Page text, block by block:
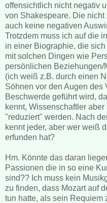
offensichtlich nicht negativ
von Shakespeare. Die
auch keine negativen
Trotzdem muss ich auf die
in einer Biographie, die
mit solchen Dingen wie
persönlichen Beziehungen/
(ich weiß z.B. durch einen
Söhnen vor den Augen des
Beschwerde geführt wird,
kennt, Wissenschaftler
"reduziert" werden. Nach
kennt jeder, aber wer weiß
erfunden hat?
Hm. Könnte das daran
Passionen die in so eine
sind?? Ich muss kein
zu finden, dass Mozart auf
tun hatte, als sein Requiem